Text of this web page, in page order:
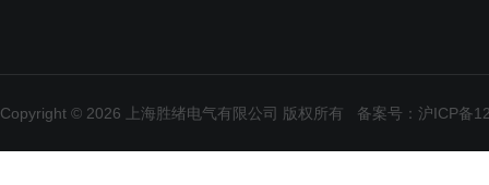
Copyright © 2026 上海胜绪电气有限公司 版权所有 备案号：沪ICP备